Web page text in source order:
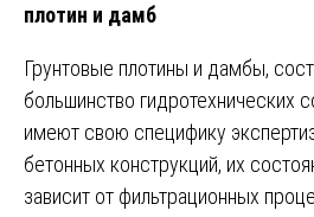
плотин и дамб
Грунтовые плотины и дамбы,
большинство гидротехнических
имеют свою специфику
бетонных конструкций, их
зависит от фильтрационных